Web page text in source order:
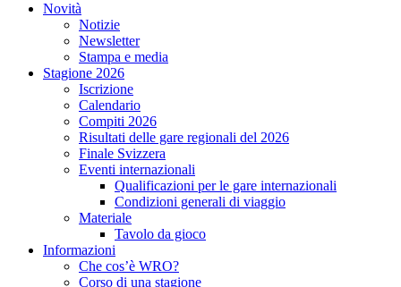
Novità
Notizie
Newsletter
Stampa e media
Stagione 2026
Iscrizione
Calendario
Compiti 2026
Risultati delle gare regionali del 2026
Finale Svizzera
Eventi internazionali
Qualificazioni per le gare internazionali
Condizioni generali di viaggio
Materiale
Tavolo da gioco
Informazioni
Che cos’è WRO?
Corso di una stagione